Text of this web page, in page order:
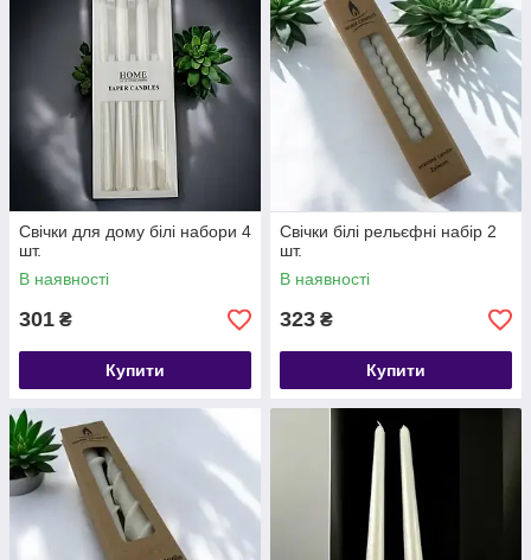
Свічки для дому білі набори 4
шт.
В наявності
301 ₴
Купити
Свічки білі рельєфні набір 2
шт.
В наявності
323 ₴
Купити